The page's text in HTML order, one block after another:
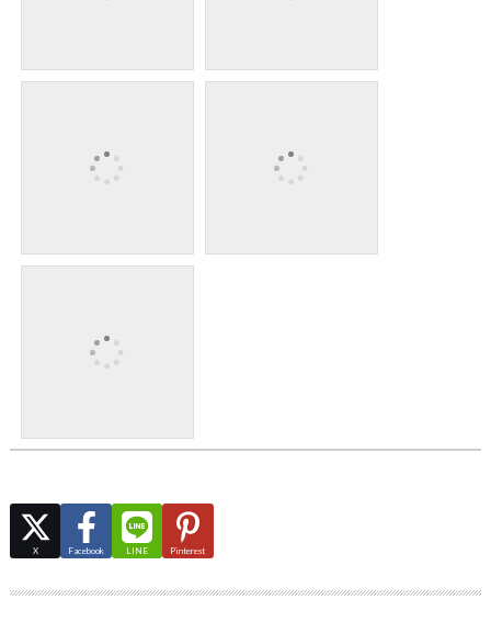
X Facebook LINE Pinterest